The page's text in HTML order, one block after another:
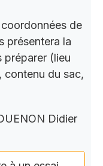
de
présentera la
préparer (lieu
contenu du sac,
Didier